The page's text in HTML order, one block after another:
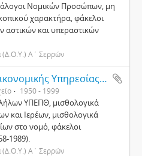
Νομικών Προσώπων, μη
χαρακτήρα, φάκελοι
και υπεραστικών
(Δ.Ο.Υ.) Α΄ Σερρών
Αρχείο Α΄ Δημόσιας Οικονομικής Υπηρεσίας (Δ.Ο.Υ.) Σερρών
1950 - 1999
ΥΠΕΠΘ, μισθολογικά
και Ιερέων, μισθολογικά
στο νομό, φάκελοι
1989).
(Δ.Ο.Υ.) Α΄ Σερρών